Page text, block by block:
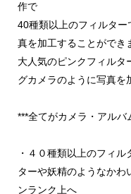
作で
40種類以上のフィルタ
真を加工することができ
大人気のピンクフィルタ
グカメラのように写真を
***全てがカメラ・アル
・４０種類以上のフィ
ターや妖精のようなかわ
ンランク上へ